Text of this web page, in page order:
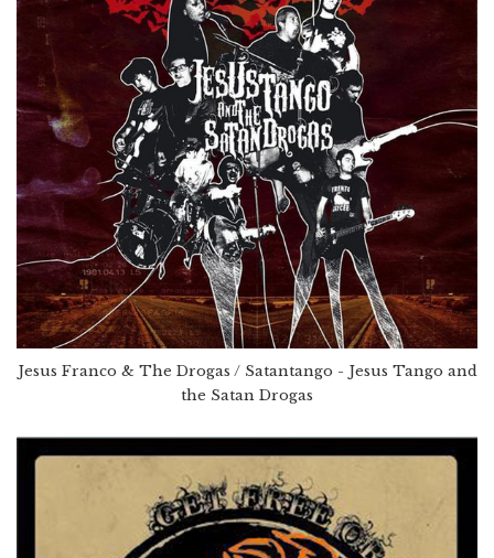
Jesus Franco & The Drogas / Satantango - Jesus Tango and
the Satan Drogas